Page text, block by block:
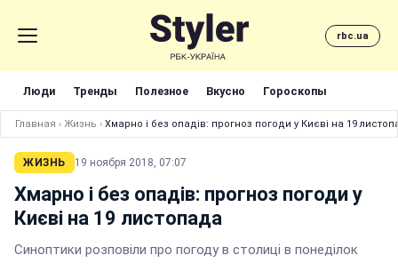
rbc.ua
Люди Тренды Полезное Вкусно Гороскопы
Главная › Жизнь › Хмарно і без опадів: прогноз погоди у Києві на 19
ЖИЗНЬ 19 ноября 2018, 07:07
Хмарно і без опадів: прогноз погоди у
Києві на 19 листопада
Синоптики розповіли про погоду в столиці в понеділок